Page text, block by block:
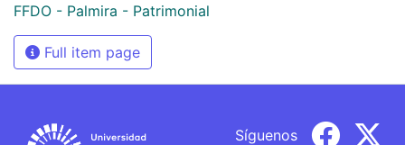
FFDO - Palmira - Patrimonial
Full item page
Síguenos